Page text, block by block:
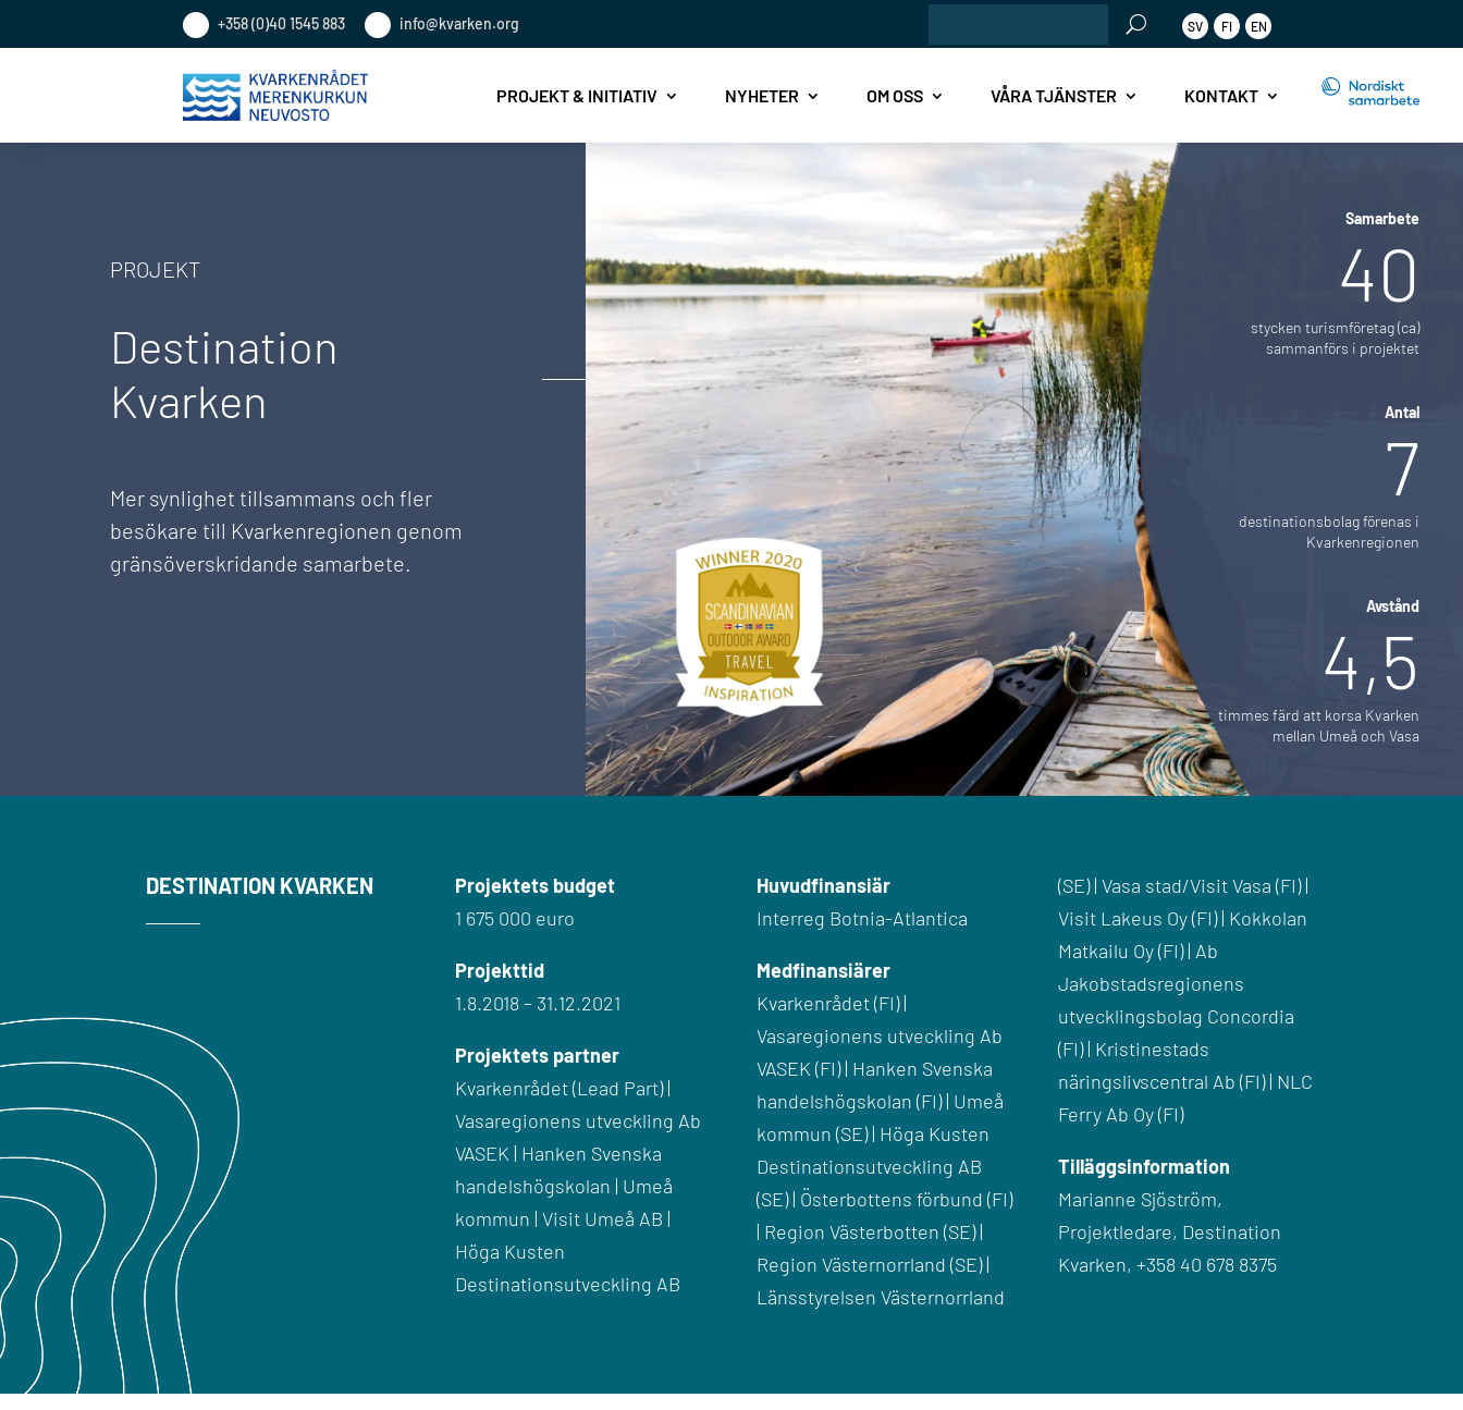
+358 (0)40 1545 883 info@kvarken.org
efter:
SV FI EN
PROJEKT & INITIATIV NYHETER OM OSS VÅRA TJÄNSTER KONTAKT
PROJEKT
Destination
Kvarken
Mer synlighet tillsammans och fler
besökare till Kvarkenregionen genom
gränsöverskridande samarbete.
Samarbete
40
stycken turismföretag (ca)
sammanförs i projektet
Antal
7
destinationsbolag förenas i
Kvarkenregionen
Avstånd
4,5
timmes färd att korsa Kvarken
mellan Umeå och Vasa
DESTINATION KVARKEN
Projektets budget
1 675 000 euro
Projekttid
1.8.2018 – 31.12.2021
Projektets partner
Kvarkenrådet (Lead Part) |
Vasaregionens utveckling Ab
VASEK | Hanken Svenska
handelshögskolan | Umeå
kommun | Visit Umeå AB |
Höga Kusten
Destinationsutveckling AB
Huvudfinansiär
Interreg Botnia-Atlantica
Medfinansiärer
Kvarkenrådet (FI) |
Vasaregionens utveckling Ab
VASEK (FI) | Hanken Svenska
handelshögskolan (FI) | Umeå
kommun (SE) | Höga Kusten
Destinationsutveckling AB
(SE) | Österbottens förbund (FI)
| Region Västerbotten (SE) |
Region Västernorrland (SE) |
Länsstyrelsen Västernorrland
(SE) | Vasa stad/Visit Vasa (FI) |
Visit Lakeus Oy (FI) | Kokkolan
Matkailu Oy (FI) | Ab
Jakobstadsregionens
utvecklingsbolag Concordia
(FI) | Kristinestads
näringslivscentral Ab (FI) | NLC
Ferry Ab Oy (FI)
Tilläggsinformation
Marianne Sjöström,
Projektledare, Destination
Kvarken, +358 40 678 8375